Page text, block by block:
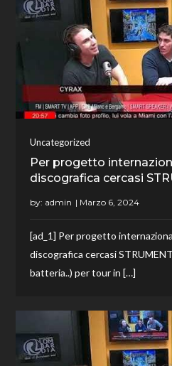
Uncategorized
Per progetto
discografica cercasi
by: admin
[ad_1] Per progetto
discografica cercasi
batteria..) per tour in […]